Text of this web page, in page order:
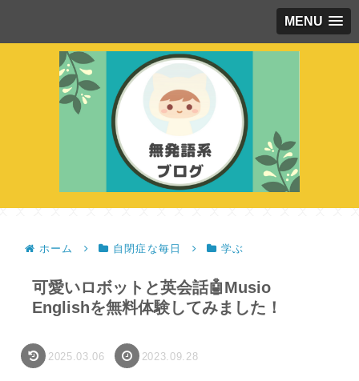
MENU
ホーム 自閉症な毎日 学ぶ
可愛いロボットと英会話🤖Musio
Englishを無料体験してみました！
2025.03.06 2023.09.28